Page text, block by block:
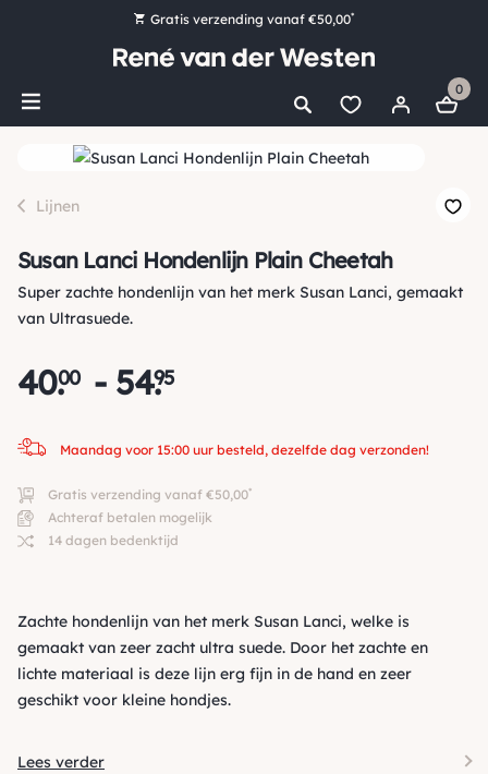
Gratis verzending vanaf €50,00*
Bestel nu, betaal later met Klarna
Ruim 16.000 artikelen op voorraad
0
Lijnen
Susan Lanci Hondenlijn Plain Cheetah
Super zachte hondenlijn van het merk Susan Lanci, gemaakt
van Ultrasuede.
40.
00 - 54.
95
Maandag voor 15:00 uur besteld, dezelfde dag verzonden!
Gratis verzending vanaf €50,00*
Achteraf betalen mogelijk
14 dagen bedenktijd
Zachte hondenlijn van het merk Susan Lanci, welke is
gemaakt van zeer zacht ultra suede. Door het zachte en
lichte materiaal is deze lijn erg fijn in de hand en zeer
geschikt voor kleine hondjes.
Lees verder